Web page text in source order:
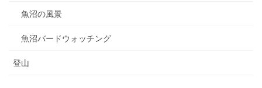
魚沼の風景
魚沼バードウォッチング
登山